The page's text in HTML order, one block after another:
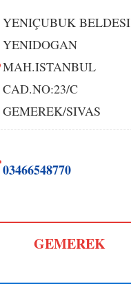
YENIÇUBUK BELDESI
YENIDOGAN
MAH.ISTANBUL
CAD.NO:23/C
GEMEREK/SIVAS
03466548770
GEMEREK